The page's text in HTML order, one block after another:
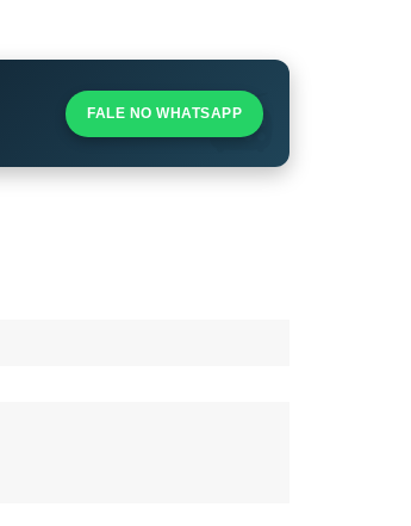
FALE NO WHATSAPP